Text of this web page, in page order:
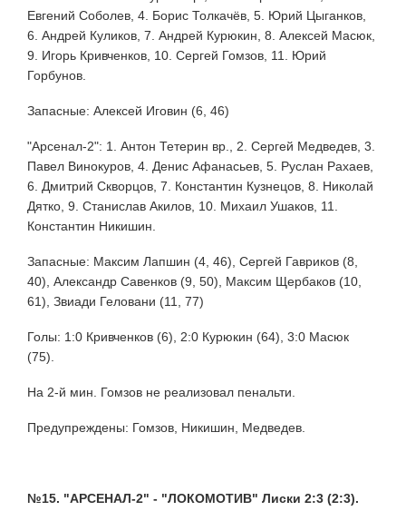
Евгений Соболев, 4. Борис Толкачёв, 5. Юрий Цыганков,
6. Андрей Куликов, 7. Андрей Курюкин, 8. Алексей Масюк,
9. Игорь Кривченков, 10. Сергей Гомзов, 11. Юрий
Горбунов.
Запасные: Алексей Иговин (6, 46)
"Арсенал-2": 1. Антон Тетерин вр., 2. Сергей Медведев, 3.
Павел Винокуров, 4. Денис Афанасьев, 5. Руслан Рахаев,
6. Дмитрий Скворцов, 7. Константин Кузнецов, 8. Николай
Дятко, 9. Станислав Акилов, 10. Михаил Ушаков, 11.
Константин Никишин.
Запасные: Максим Лапшин (4, 46), Сергей Гавриков (8,
40), Александр Савенков (9, 50), Максим Щербаков (10,
61), Звиади Геловани (11, 77)
Голы: 1:0 Кривченков (6), 2:0 Курюкин (64), 3:0 Масюк
(75).
На 2-й мин. Гомзов не реализовал пенальти.
Предупреждены: Гомзов, Никишин, Медведев.
№15. "АРСЕНАЛ-2" - "ЛОКОМОТИВ" Лиски 2:3 (2:3).